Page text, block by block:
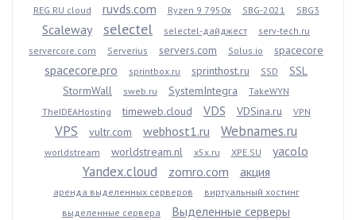
REG.RU cloud ruvds.com Ryzen 9 7950x SBG-2021 SBG3
Scaleway selectel selectel-дайджест
serv-tech.ru
servercore.com
Serverius servers.com Solus.io spacecore
spacecore.pro sprintbox.ru sprinthost.ru SSD
SSL
StormWall
sweb.ru SystemIntegra
TakeWYN
TheIDEAHosting
timeweb.cloud VDS VDSina.ru VPN
VPS vultr.com webhost1.ru Webnames.ru
worldstream worldstream.nl x5x.ru XPE.SU yacolo
Yandex.cloud zomro.com акция
аренда выделенных серверов
виртуальный хостинг
выделенные сервера
Выделенные серверы